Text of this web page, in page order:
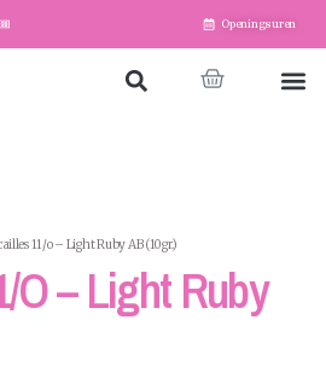
Openingsuren
11/o – Light Ruby AB (10gr.)
o – Light Ruby